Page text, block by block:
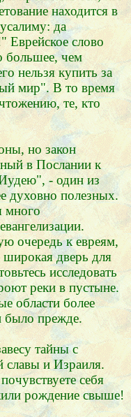
находится в
да
Еврейское слово
большее, чем
нельзя купить за
мир". В то время
те, кто
но закон
в Послании к
- один из
духовно полезных.
много
очередь к евреям,
широкая дверь для
исследовать
реки в пустыне.
области более
было прежде.
тайны с
славы и Израиля.
себя
рождение свыше!